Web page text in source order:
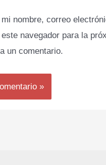
mi nombre, correo
navegador para la
un comentario.